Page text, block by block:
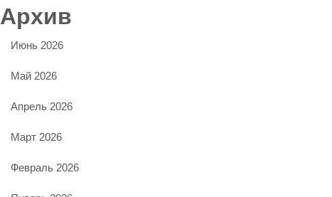
Архив
Июнь 2026
Май 2026
Апрель 2026
Март 2026
Февраль 2026